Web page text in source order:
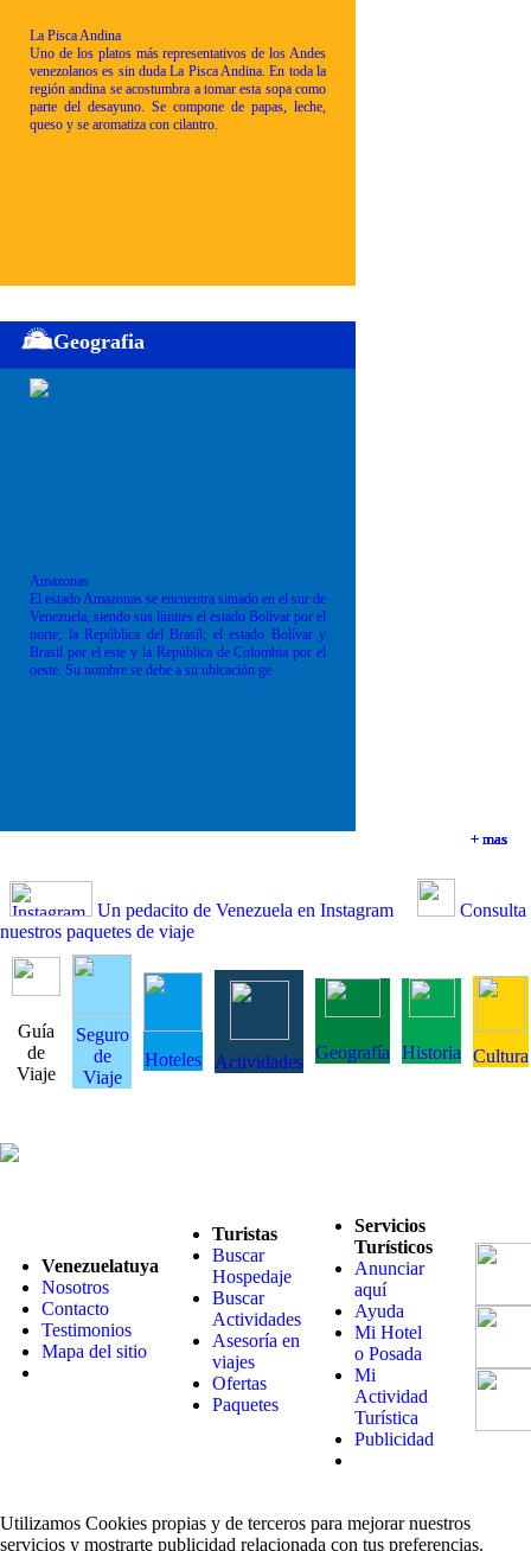
+ mas
+ mas
La Pisca Andina
Uno de los platos más representativos de los Andes
venezolanos es sin duda La Pisca Andina. En toda la
región andina se acostumbra a tomar esta sopa como
parte del desayuno. Se compone de papas, leche,
queso y se aromatiza con cilantro.
+ mas
Geografia
Amazonas
El estado Amazonas se encuentra situado en el sur de
Venezuela, siendo sus límites el estado Bolívar por el
norte; la República del Brasil; el estado Bolívar y
Brasil por el este y la República de Colombia por el
oeste. Su nombre se debe a su ubicación ge
+ mas
Un pedacito de Venezuela en Instagram
Consulta
nuestros paquetes de viaje
Guía
de
Viaje
Seguro
de
Viaje
Hoteles Actividades Geografía Historia Cultura
Venezuelatuya
Nosotros
Contacto
Testimonios
Mapa del sitio
Turistas
Buscar
Hospedaje
Buscar
Actividades
Asesoría en
viajes
Ofertas
Paquetes
Servicios
Turísticos
Anunciar
aquí
Ayuda
Mi Hotel
o Posada
Mi
Actividad
Turística
Publicidad
Utilizamos Cookies propias y de terceros para mejorar nuestros
servicios y mostrarte publicidad relacionada con tus preferencias.